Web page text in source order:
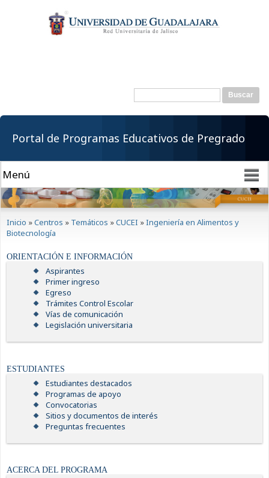
contenido
principal
Formulario de
Buscar
Portal de Programas Educativos de Pregrado
Inicio »Centros » Temáticos »CUCEI »Ingeniería en Alimentos y
Biotecnología
ORIENTACIÓN E INFORMACIÓN
Aspirantes
Primer ingreso
Egreso
Trámites Control Escolar
Vías de comunicación
Legislación universitaria
ESTUDIANTES
Estudiantes destacados
Programas de apoyo
Convocatorias
Sitios y documentos de interés
Preguntas frecuentes
ACERCA DEL PROGRAMA